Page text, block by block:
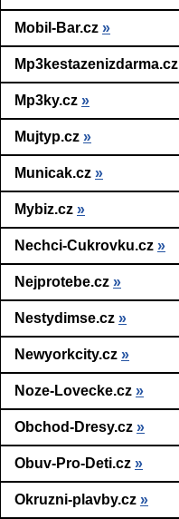
Mobil-Bar.cz »
Mp3kestazenizdarma.cz
Mp3ky.cz »
Mujtyp.cz »
Municak.cz »
Mybiz.cz »
Nechci-Cukrovku.cz »
Nejprotebe.cz »
Nestydimse.cz »
Newyorkcity.cz »
Noze-Lovecke.cz »
Obchod-Dresy.cz »
Obuv-Pro-Deti.cz »
Okruzni-plavby.cz »